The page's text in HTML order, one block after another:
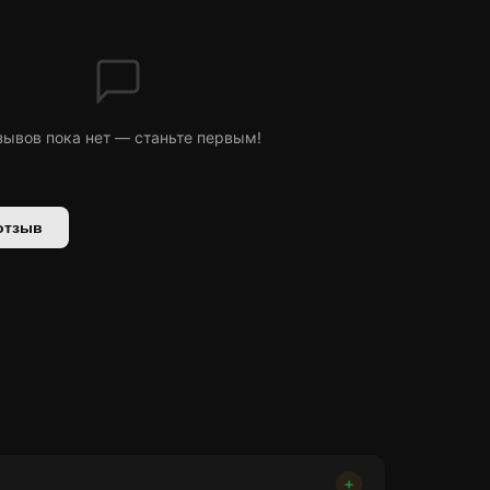
пока нет — станьте первым!